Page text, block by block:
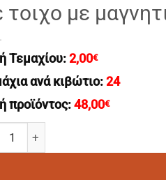
τοιχο με
Τεμαχίου:2,00€
ανά κιβώτιο: 24
προϊόντος: 48,00€
TREE Yγρο Κρεμοσαπουνο